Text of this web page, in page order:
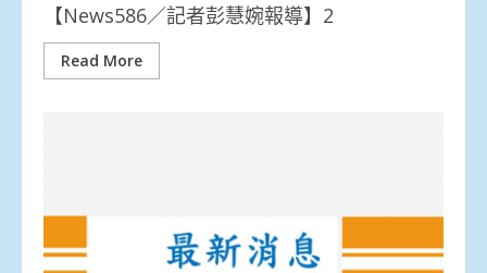
【News586／記者彭慧婉報導】2
Read More